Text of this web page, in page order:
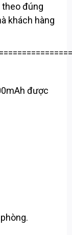
theo đúng
khách hàng
được